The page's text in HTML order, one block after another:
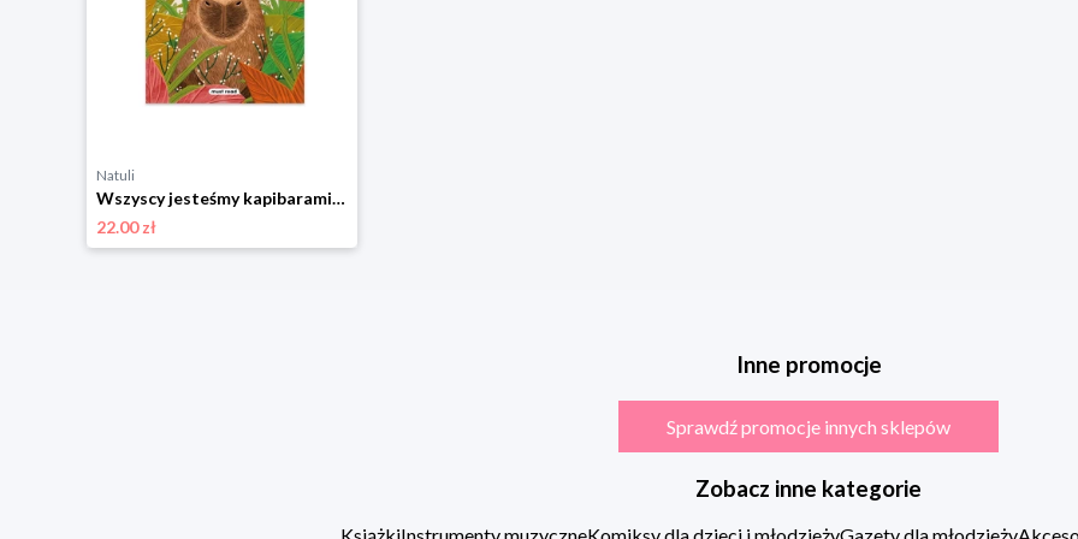
Natuli
Wszyscy jesteśmy kapibarami Must read
22.00 zł
Inne promocje
Sprawdź promocje innych sklepów
Zobacz inne kategorie